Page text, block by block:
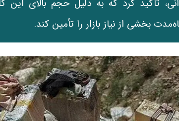
تأکید کرد که به دلیل حجم بالای این
بخشی از نیاز بازار را تأمین کند.